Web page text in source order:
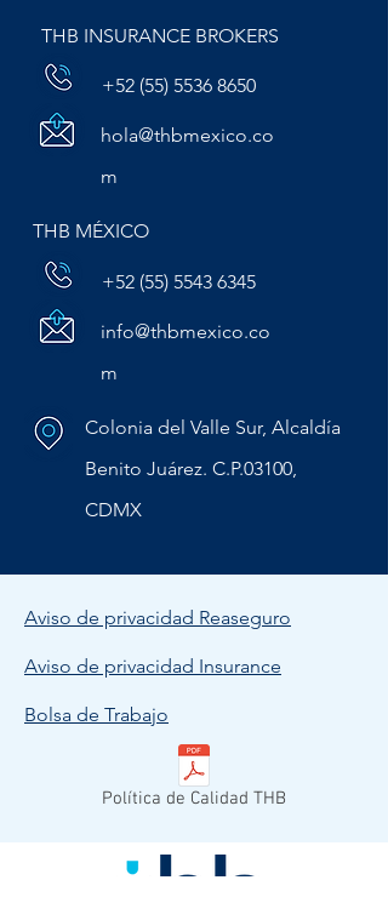
THB INSURANCE BROKERS
+52 (55) 5536 8650
hola@thbmexico.co
m
THB MÉXICO
+52 (55) 5543 6345
info@thbmexico.co
m
Colonia del Valle Sur, Alcaldía
Benito Juárez. C.P.03100,
CDMX
Aviso de privacidad Reaseguro
Aviso de privacidad Insurance
Bolsa de Trabajo
Política de Calidad THB